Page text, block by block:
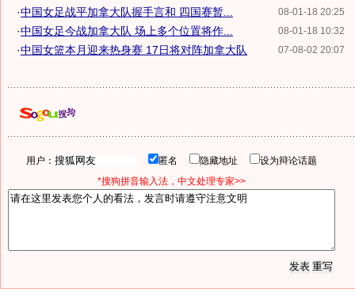
08-01-18 20:25
·中国女足战平加拿大队握手言和 四国赛暂...
08-01-18 10:32
·中国女足今战加拿大队 场上多个位置将作...
07-08-02 20:07
·中国女篮本月迎来热身赛 17日将对阵加拿大队
用户： 匿名 隐藏地址
设为辩论话题
*搜狗拼音输入法，中文处理专家>>